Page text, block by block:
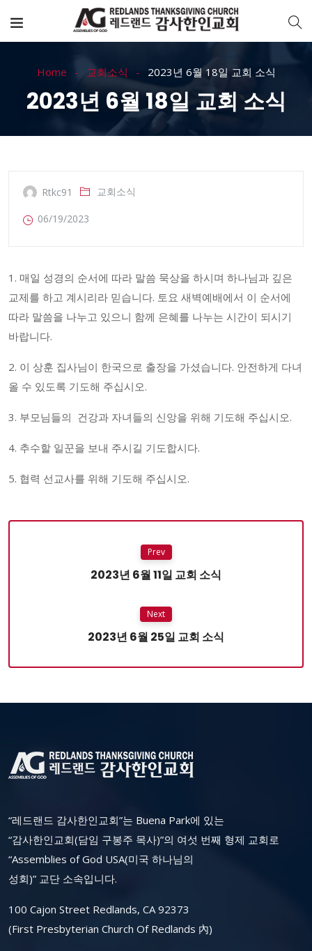
Home 교회소식 2023년 6월 18일 교회 소식
2023년 6월 18일 교회 소식
Rtkc91 교회소식
06/19/2023
1. 매일 성경의 순서에 따라 말씀 묵상을 하시며 하나님과 깊은
교제를 하고 계시리라 믿습니다. 토요 새벽예배에서 이 순서에
따라 말씀을 나누고 있으니 함께 은혜를 나누는 시간이 되시기
바랍니다.
2. 이 상훈 집사님이 한국으로 출장을 가셨습니다. 안전하게 다녀
올 수 있도록 기도해 주십시오.
3. 부모님들의 건강과 자녀들의 신앙을 위해 기도해 주십시오.
4. 추수할 일꾼을 보내 주시길 기도합시다.
5. 협력 선교사를 위해 기도해 주십시오.
Prev
2023년 6월 11일 교회 소식
Next
2023년 6월 25일 교회 소식
“레드랜드 감사한인교회”는 Buena Park에 있는
“감사한인교회(담임 구봉주 목사)”의 여섯 번째 형제 교회로
“Assemblies of God USA(미국 하나님의
성회)” 교단 소속입니다.
100 Cajon Street Redlands, CA 92373
(First Presbyterian Church Of Redlands 內)